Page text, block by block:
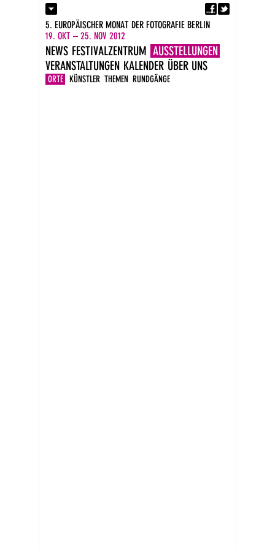
Kontakt
Presse
Impressum
DE
EN
5. EUROPÄISCHER MONAT DER FOTOGRAFIE BERLIN
19. OKT – 25. NOV 2012
NEWS FESTIVALZENTRUM AUSSTELLUNGEN
ORTE KÜNSTLER THEMEN RUNDGÄNGE
VERANSTALTUNGEN KALENDER ÜBER UNS